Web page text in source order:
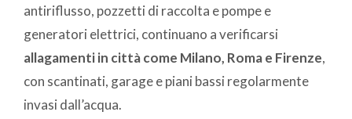
antiriflusso, pozzetti di raccolta e pompe e
generatori elettrici, continuano a verificarsi
allagamenti in città come Milano, Roma e Firenze,
con scantinati, garage e piani bassi regolarmente
invasi dall’acqua.